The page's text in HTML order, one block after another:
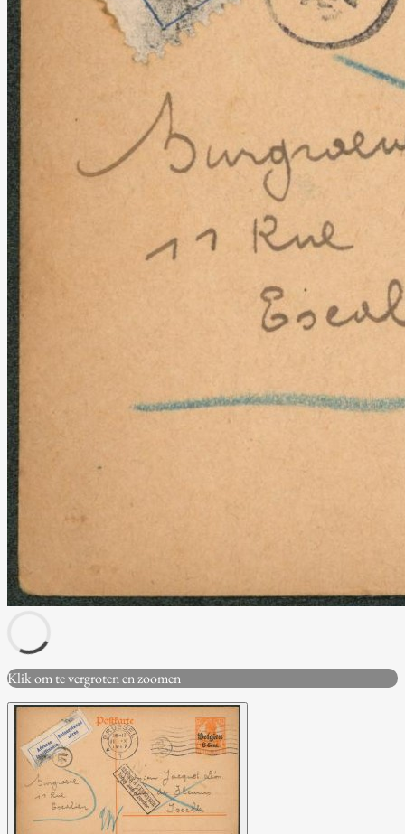
Klik om te vergroten en zoomen